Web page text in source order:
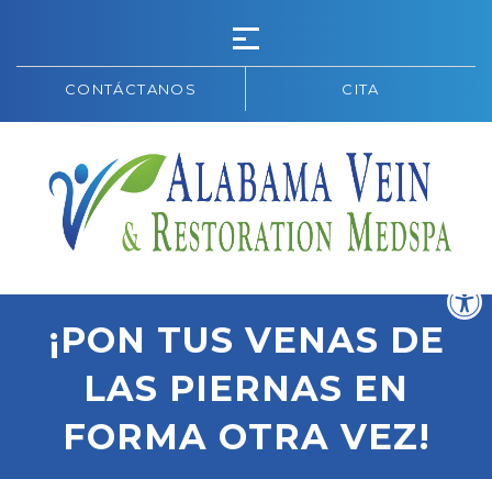
CONTÁCTANOS CITA
¡PON TUS VENAS DE
LAS PIERNAS EN
FORMA OTRA VEZ!